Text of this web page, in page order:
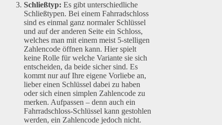
Schließtyp: Es gibt unterschiedliche
Schließtypen. Bei einem Fahrradschloss
sind es einmal ganz normaler Schlüssel
und auf der anderen Seite ein Schloss,
welches man mit einem meist 5-stelligen
Zahlencode öffnen kann. Hier spielt
keine Rolle für welche Variante sie sich
entscheiden, da beide sicher sind. Es
kommt nur auf Ihre eigene Vorliebe an,
lieber einen Schlüssel dabei zu haben
oder sich einen simplen Zahlencode zu
merken. Aufpassen – denn auch ein
Fahrradschloss-Schlüssel kann gestohlen
werden, ein Zahlencode jedoch nicht.